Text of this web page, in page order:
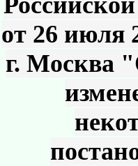
от 26 июля
г. Москва